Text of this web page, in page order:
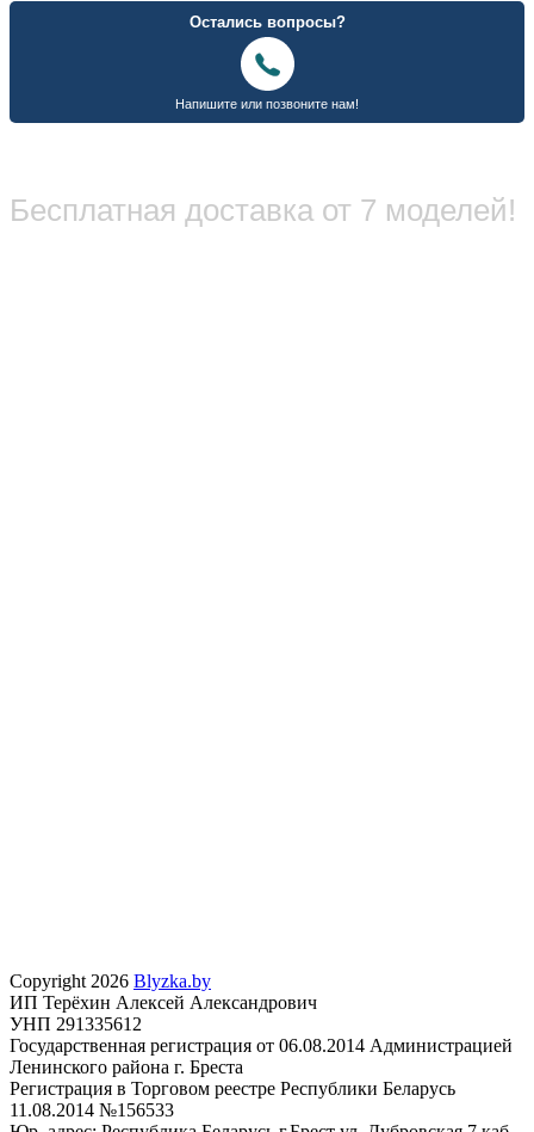
Бесплатная доставка от 7 моделей!
Copyright 2026 Blyzka.by
ИП Терёхин Алексей Александрович
УНП 291335612
Государственная регистрация от 06.08.2014 Администрацией
Ленинского района г. Бреста
Регистрация в Торговом реестре Республики Беларусь
11.08.2014 №156533